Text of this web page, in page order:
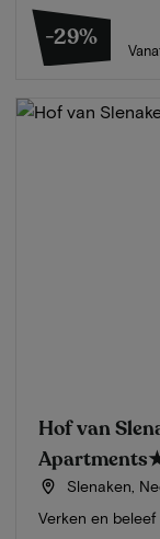
-29%
Hof van
Apartments
Slenaken,
Verken en